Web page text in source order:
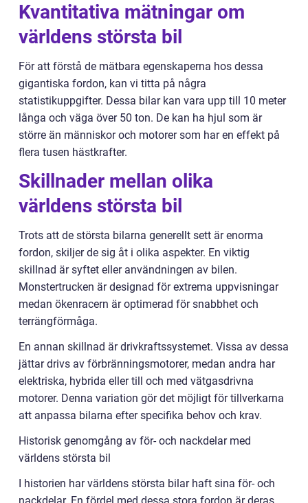
Kvantitativa mätningar om
världens största bil
För att förstå de mätbara egenskaperna hos dessa
gigantiska fordon, kan vi titta på några
statistikuppgifter. Dessa bilar kan vara upp till 10 meter
långa och väga över 50 ton. De kan ha hjul som är
större än människor och motorer som har en effekt på
flera tusen hästkrafter.
Skillnader mellan olika
världens största bil
Trots att de största bilarna generellt sett är enorma
fordon, skiljer de sig åt i olika aspekter. En viktig
skillnad är syftet eller användningen av bilen.
Monstertrucken är designad för extrema uppvisningar
medan ökenracern är optimerad för snabbhet och
terrängförmåga.
En annan skillnad är drivkraftssystemet. Vissa av dessa
jättar drivs av förbränningsmotorer, medan andra har
elektriska, hybrida eller till och med vätgasdrivna
motorer. Denna variation gör det möjligt för tillverkarna
att anpassa bilarna efter specifika behov och krav.
Historisk genomgång av för- och nackdelar med
världens största bil
I historien har världens största bilar haft sina för- och